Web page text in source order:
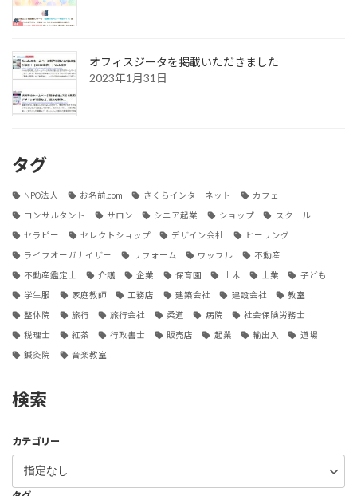
オフィスジータを掲載いただきました
2023年1月31日
タグ
NPO法人 お名前.com さくらインターネット カフェ
コンサルタント サロン シニア起業 ショップ スクール
セラピー セレクトショップ デザイン会社 ヒーリング
ライフオーガナイザー リフォーム ワッフル 不動産
不動産鑑定士 介護 企業 保育園 土木 士業 子ども
学生服 家庭教師 工務店 建築会社 建設会社 教室
整体院 旅行 旅行会社 柔道 病院 社会保険労務士
税理士 紅茶 行政書士 販売店 起業 輸出入 道場
鍼灸院 音楽教室
検索
カテゴリー